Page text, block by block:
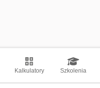
Kalkulatory Szkolenia